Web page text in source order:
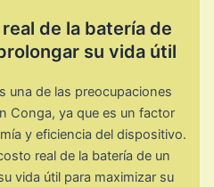
de la batería de
su vida útil
una de las preocupaciones
Conga, ya que es un factor
y eficiencia del dispositivo.
real de la batería de un
vida útil para maximizar su